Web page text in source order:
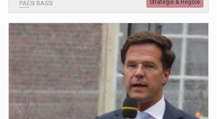
PAESI BASSI Strategie & Regole